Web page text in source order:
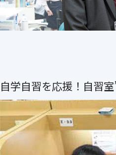
京大、阪大をはじめとする難関
ーターにいつでも分からない
ない”がすぐに解決できます！
自学自習を応援！自習